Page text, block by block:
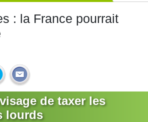
: la France pourrait
de taxer les
lourds